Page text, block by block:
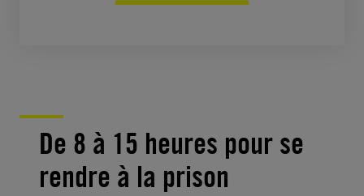
De 8 à 15 heures pour se
rendre à la prison